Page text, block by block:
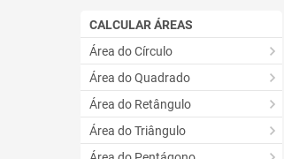
CALCULAR ÁREAS
Área do Círculo
Área do Quadrado
Área do Retângulo
Área do Triângulo